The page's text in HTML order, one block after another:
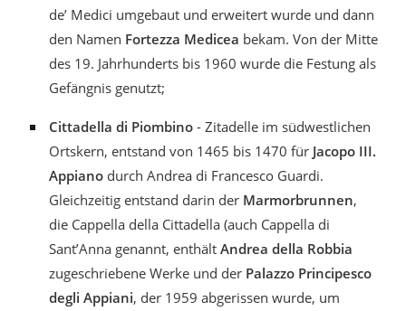
de’ Medici umgebaut und erweitert wurde und dann
den Namen Fortezza Medicea bekam. Von der Mitte
des 19. Jahrhunderts bis 1960 wurde die Festung als
Gefängnis genutzt;
Cittadella di Piombino - Zitadelle im südwestlichen
Ortskern, entstand von 1465 bis 1470 für Jacopo III.
Appiano durch Andrea di Francesco Guardi.
Gleichzeitig entstand darin der Marmorbrunnen,
die Cappella della Cittadella (auch Cappella di
Sant’Anna genannt, enthält Andrea della Robbia
zugeschriebene Werke und der Palazzo Principesco
degli Appiani, der 1959 abgerissen wurde, um